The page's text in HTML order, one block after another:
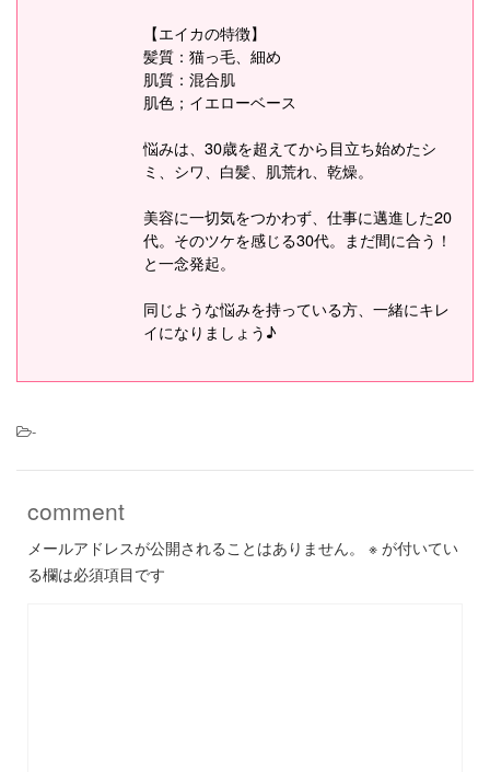
【エイカの特徴】
髪質：猫っ毛、細め
肌質：混合肌
肌色；イエローベース
悩みは、30歳を超えてから目立ち始めたシ
ミ、シワ、白髪、肌荒れ、乾燥。
美容に一切気をつかわず、仕事に邁進した20
代。そのツケを感じる30代。まだ間に合う！
と一念発起。
同じような悩みを持っている方、一緒にキレ
イになりましょう♪
-
comment
メールアドレスが公開されることはありません。 ※ が付いてい
る欄は必須項目です